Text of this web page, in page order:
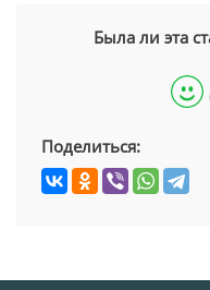
Была ли эта
Поделиться: